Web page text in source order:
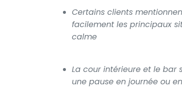
Certains clients
facilement les principaux
calme
La cour intérieure et le bar
une pause en journée ou